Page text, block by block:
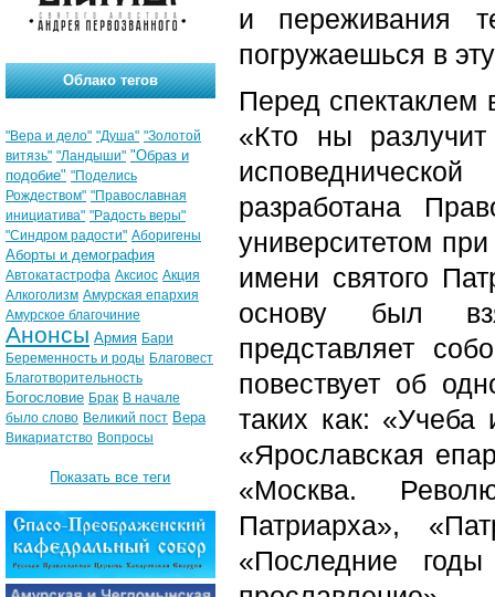
и переживания
погружаешься в
Перед спектаклем
«Кто ны
разработана
университетом
имени святого
основу был
представляет
повествует об
таких как:
«Ярославская
«Москва.
Патриарха»,
«Последние
Облако тегов
"Вера и дело" "Душа" "Золотой
витязь" "Ландыши" "Образ и
подобие" "Поделись
Рождеством" "Православная
инициатива" "Радость веры"
"Синдром радости" Аборигены
Аборты и демография
Автокатастрофа Аксиос Акция
Алкоголизм Амурская епархия
Амурское благочиние
Анонсы Армия Бари
Беременность и роды Благовест
Благотворительность
Богословие Брак В начале
было слово Великий пост Вера
Викариатство Вопросы
Показать все теги